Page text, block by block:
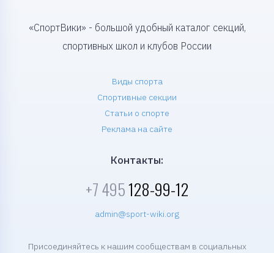
«СпортВики» - большой удобный каталог секций,
спортивных школ и клубов России
Виды спорта
Спортивные секции
Статьи о спорте
Реклама на сайте
Контакты:
+7 495128-99-12
admin@sport-wiki.org
Присоединяйтесь к нашим сообществам в социальных